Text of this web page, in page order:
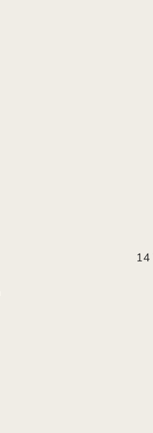
14